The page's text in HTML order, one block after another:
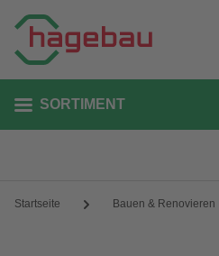
SORTIMENT
Startseite Bauen & Renovieren